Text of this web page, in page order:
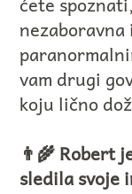
vam drugi
koju lično
👨‍🌾 Robert
sledila svoje